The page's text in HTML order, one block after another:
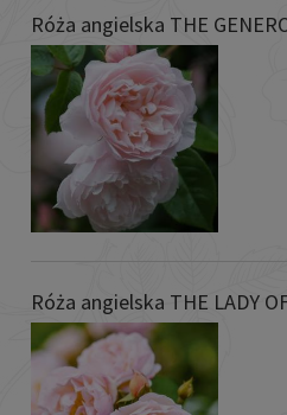
Róża angielska THE
Róża angielska THE LADY